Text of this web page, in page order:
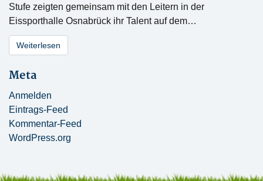
Stufe zeigten gemeinsam mit den Leitern in der
Eissporthalle Osnabrück ihr Talent auf dem…
Weiterlesen
Meta
Anmelden
Eintrags-Feed
Kommentar-Feed
WordPress.org